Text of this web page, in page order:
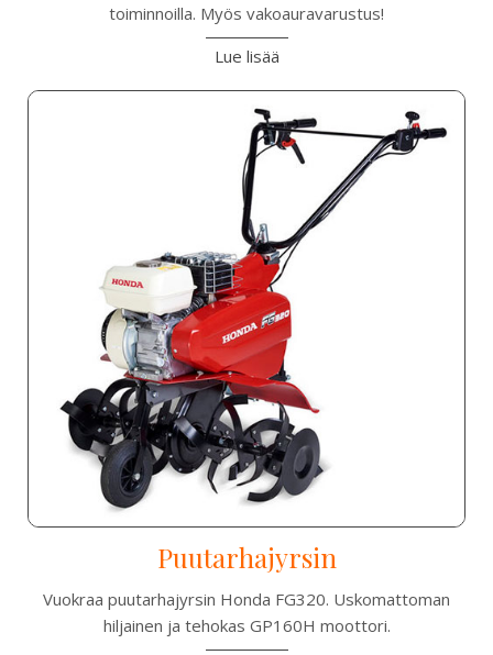
toiminnoilla. Myös vakoauravarustus!
Lue lisää
Puutarhajyrsin
Vuokraa puutarhajyrsin Honda FG320. Uskomattoman
hiljainen ja tehokas GP160H moottori.